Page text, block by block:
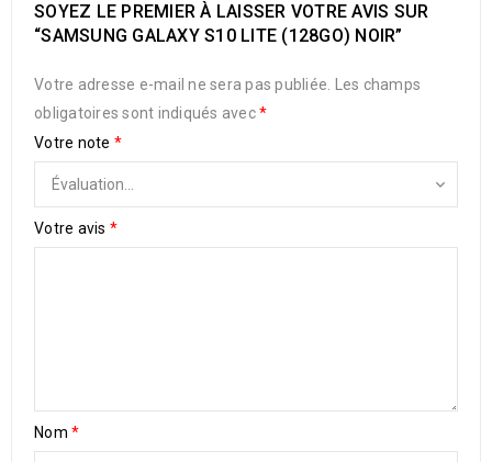
SOYEZ LE PREMIER À LAISSER VOTRE AVIS SUR
“SAMSUNG GALAXY S10 LITE (128GO) NOIR”
Votre adresse e-mail ne sera pas publiée.
Les champs
obligatoires sont indiqués avec*
Votre note *
Votre avis *
Nom *